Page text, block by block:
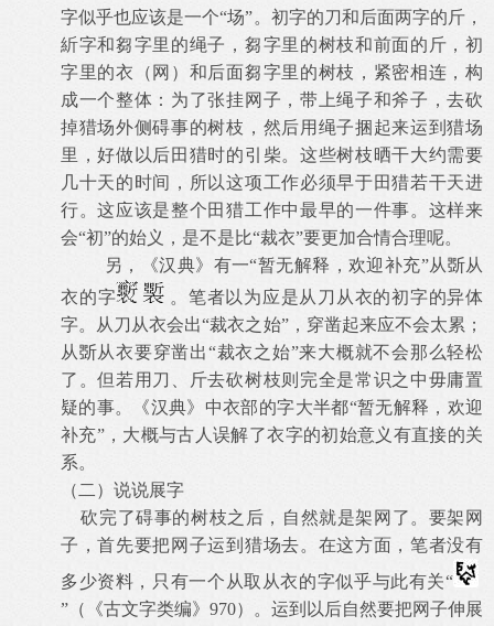
字似乎也应该是一个“场”。初字的刀和后面两字的斤，
紤字和芻字里的绳子，芻字里的树枝和前面的斤，初
字里的衣（网）和后面芻字里的树枝，紧密相连，构
成一个整体：为了张挂网子，带上绳子和斧子，去砍
掉猎场外侧碍事的树枝，然后用绳子捆起来运到猎场
里，好做以后田猎时的引柴。这些树枝晒干大约需要
几十天的时间，所以这项工作必须早于田猎若干天进
行。这应该是整个田猎工作中最早的一件事。这样来
会“初”的始义，是不是比“裁衣”要更加合情合理呢。
另，《汉典》有一“暂无解释，欢迎补充”从斲从
衣的字
。笔者以为应是从刀从衣的初字的异体
字。从刀从衣会出“裁衣之始”，穿凿起来应不会太累；
从斲从衣要穿凿出“裁衣之始”来大概就不会那么轻松
了。但若用刀、斤去砍树枝则完全是常识之中毋庸置
疑的事。《汉典》中衣部的字大半都“暂无解释，欢迎
补充”，大概与古人误解了衣字的初始意义有直接的关
系。
（二）说说展字
砍完了碍事的树枝之后，自然就是架网了。要架网
子，首先要把网子运到猎场去。在这方面，笔者没有
多少资料，只有一个从取从衣的字似乎与此有关“
”（《古文字类编》 970）。运到以后自然要把网子伸展